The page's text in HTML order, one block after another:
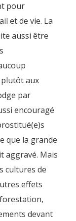
pour
et de vie. La
aussi être
plutôt aux
par
encouragé
que la grande
aggravé. Mais
cultures de
effets
devant